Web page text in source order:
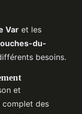
Var et les
du-
besoins.
et
des